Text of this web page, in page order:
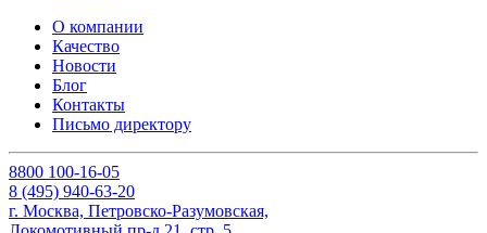
О компании
Качество
Новости
Блог
Контакты
Письмо директору
8800 100-16-05
8 (495) 940-63-20
г. Москва, Петровско-Разумовская,